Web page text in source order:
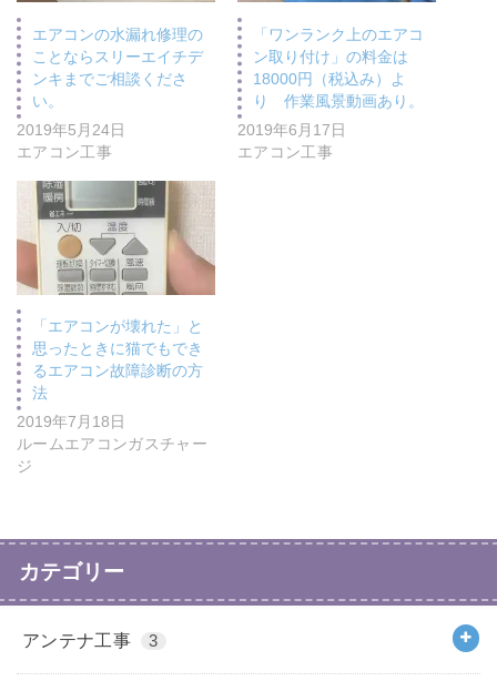
エアコンの水漏れ修理の
ことならスリーエイチデ
ンキまでご相談くださ
い。
2019年5月24日
エアコン工事
「ワンランク上のエアコ
ン取り付け」の料金は
18000円（税込み）よ
り 作業風景動画あり。
2019年6月17日
エアコン工事
「エアコンが壊れた」と
思ったときに猫でもでき
るエアコン故障診断の方
法
2019年7月18日
ルームエアコンガスチャー
ジ
カテゴリー
アンテナ工事 3